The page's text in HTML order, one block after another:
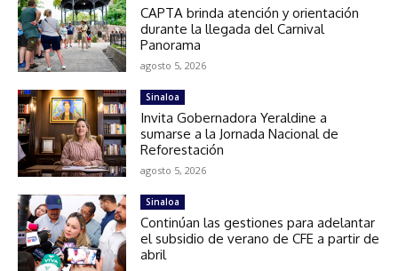
CAPTA brinda atención y orientación
durante la llegada del Carnival
Panorama
agosto 5, 2026
Sinaloa
Invita Gobernadora Yeraldine a
sumarse a la Jornada Nacional de
Reforestación
agosto 5, 2026
Sinaloa
Continúan las gestiones para adelantar
el subsidio de verano de CFE a partir de
abril